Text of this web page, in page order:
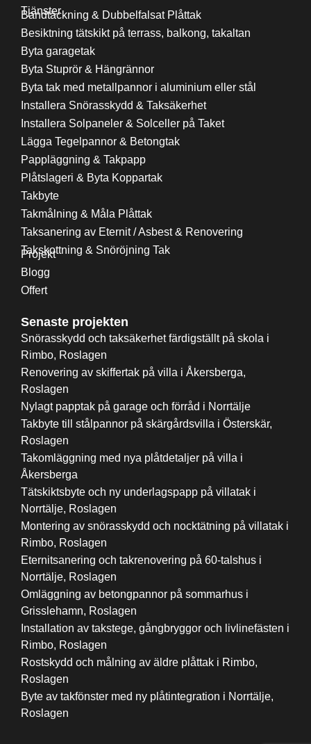
Tjänster
Bandtäckning & Dubbelfalsat Plåttak
Besiktning tätskikt på terrass, balkong, takaltan
Byta garagetak
Byta Stuprör & Hängrännor
Byta tak med metallpannor i aluminium eller stål
Installera Snörasskydd & Taksäkerhet
Installera Solpaneler & Solceller på Taket
Lägga Tegelpannor & Betongtak
Pappläggning & Takpapp
Plåtslageri & Byta Koppartak
Takbyte
Takmålning & Måla Plåttak
Taksanering av Eternit / Asbest & Renovering
Takskottning & Snöröjning Tak
Projekt
Blogg
Offert
Senaste projekten
Snörasskydd och taksäkerhet färdigställt på skola i
Rimbo, Roslagen
Renovering av skiffertak på villa i Åkersberga,
Roslagen
Nylagt papptak på garage och förråd i Norrtälje
Takbyte till stålpannor på skärgårdsvilla i Österskär,
Roslagen
Takomläggning med nya plåtdetaljer på villa i
Åkersberga
Tätskiktsbyte och ny underlagspapp på villatak i
Norrtälje, Roslagen
Montering av snörasskydd och nocktätning på villatak i
Rimbo, Roslagen
Eternitsanering och takrenovering på 60-talshus i
Norrtälje, Roslagen
Omläggning av betongpannor på sommarhus i
Grisslehamn, Roslagen
Installation av takstege, gångbryggor och livlinefästen i
Rimbo, Roslagen
Rostskydd och målning av äldre plåttak i Rimbo,
Roslagen
Byte av takfönster med ny plåtintegration i Norrtälje,
Roslagen